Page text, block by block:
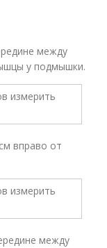
между
у подмышки.
вправо от
между